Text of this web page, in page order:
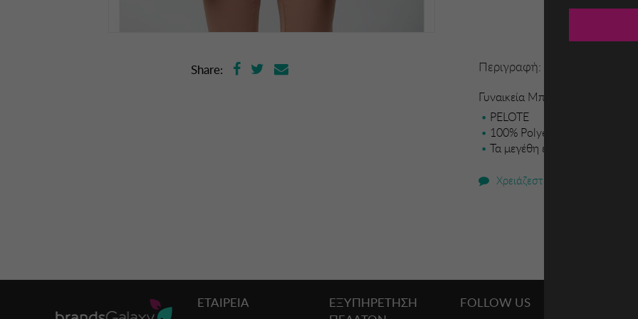
Share: Περιγραφή:
Γυναικεία Μπλούζα Silvian Heach
PELOTE
100% Polyester
Τα μεγέθη είναι ευρωπαϊκά
Χρειάζεστε βοήθεια;
ΕΤΑΙΡΕΙΑ
ΕΞΥΠΗΡΕΤΗΣΗ
FOLLOW US